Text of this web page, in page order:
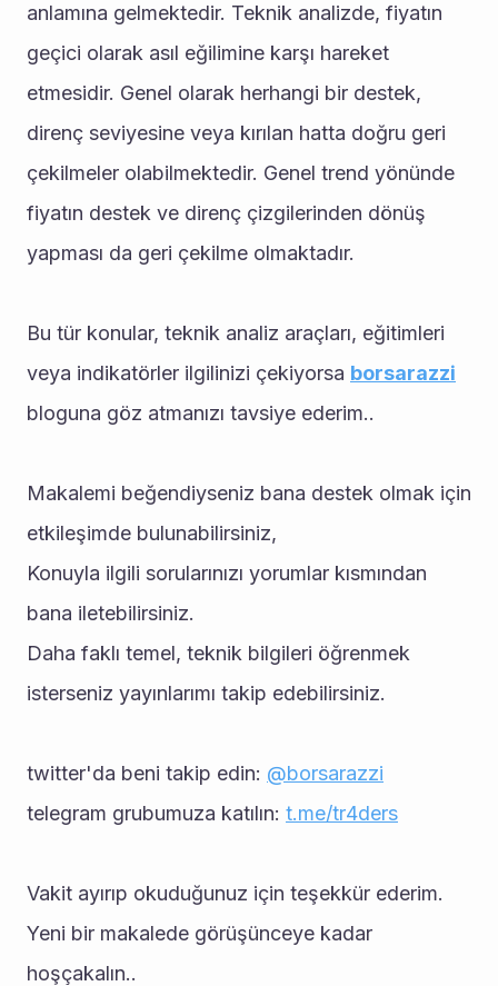
anlamına gelmektedir. Teknik analizde, fiyatın
geçici olarak asıl eğilimine karşı hareket
etmesidir. Genel olarak herhangi bir destek,
direnç seviyesine veya kırılan hatta doğru geri
çekilmeler olabilmektedir. Genel trend yönünde
fiyatın destek ve direnç çizgilerinden dönüş
yapması da geri çekilme olmaktadır.
Bu tür konular, teknik analiz araçları, eğitimleri
veya indikatörler ilgilinizi çekiyorsa borsarazzi
bloguna göz atmanızı tavsiye ederim..
Makalemi beğendiyseniz bana destek olmak için
etkileşimde bulunabilirsiniz,
Konuyla ilgili sorularınızı yorumlar kısmından
bana iletebilirsiniz.
Daha faklı temel, teknik bilgileri öğrenmek
isterseniz yayınlarımı takip edebilirsiniz.
twitter'da beni takip edin: @borsarazzi
telegram grubumuza katılın: t.me/tr4ders
Vakit ayırıp okuduğunuz için teşekkür ederim.
Yeni bir makalede görüşünceye kadar
hoşçakalın..